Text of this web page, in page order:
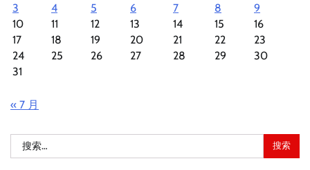
3
4 5 6 7 8
9
10
11 12 13 14 15
16
17
18 19 20 21 22
23
24
25 26 27 28 29
30
31
« 7 月
索：